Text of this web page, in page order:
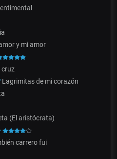
y mi amor
cruz
Lagrimitas de mi corazón
(El aristócrata)
carrero fui